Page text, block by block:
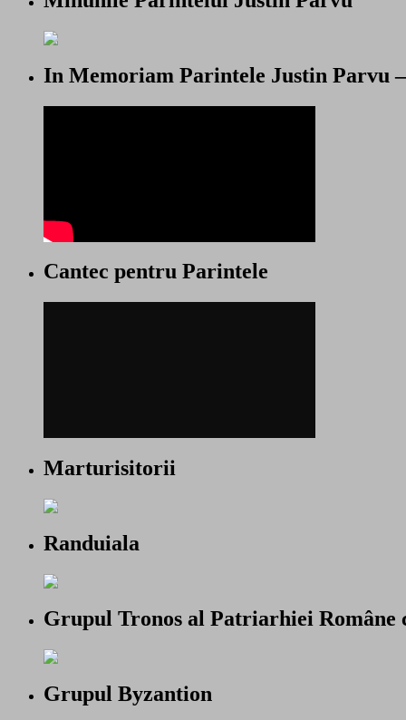
In Memoriam Parintele Justin Parvu
Cantec pentru Parintele
Marturisitorii
Randuiala
Grupul Tronos al Patriarhiei Române
Grupul Byzantion